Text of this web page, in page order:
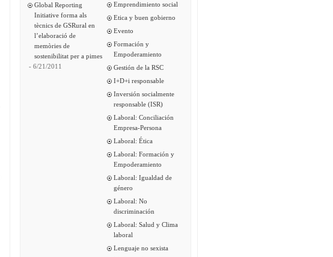
Global Reporting
Initiative forma als
tècnics de GSRural en
l’elaboració de
memòries de
sostenibilitat per a pimes
- 6/21/2011
Emprendimiento social
Etica y buen gobierno
Evento
Formación y
Empoderamiento
Gestión de la RSC
I+D+i responsable
Inversión socialmente
responsable (ISR)
Laboral: Conciliación
Empresa-Persona
Laboral: Ética
Laboral: Formación y
Empoderamiento
Laboral: Igualdad de
género
Laboral: No
discriminación
Laboral: Salud y Clima
laboral
Lenguaje no sexista